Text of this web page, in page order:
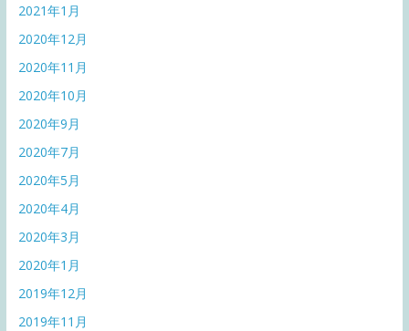
2021年1月
2020年12月
2020年11月
2020年10月
2020年9月
2020年7月
2020年5月
2020年4月
2020年3月
2020年1月
2019年12月
2019年11月